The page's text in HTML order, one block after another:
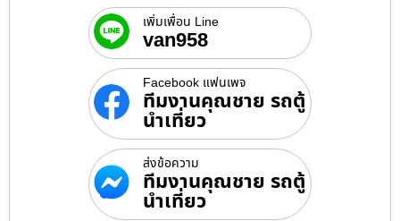
เพิ่มเพื่อน Line
van958
Facebook แฟนเพจ
ทีมงานคุณชาย รถตู้
นำเที่ยว
ส่งข้อความ
ทีมงานคุณชาย รถตู้
นำเที่ยว